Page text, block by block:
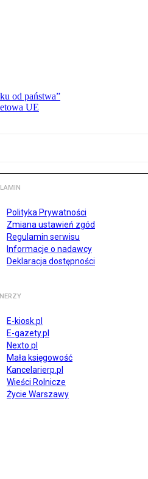
od państwa”
UE
Polityka Prywatności
Zmiana ustawień zgód
Regulamin serwisu
Informacje o nadawcy
Deklaracja dostępności
E-kiosk.pl
E-gazety.pl
Nexto.pl
Mała księgowość
Kancelarierp.pl
Wieści Rolnicze
Życie Warszawy